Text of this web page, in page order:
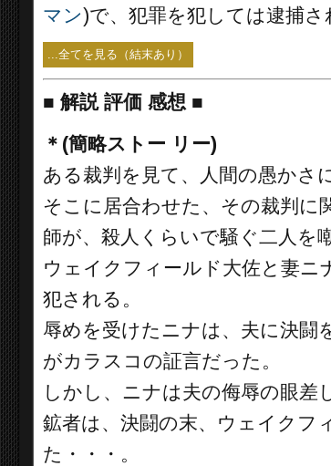
マン)で、犯罪を犯しては逮捕さ
...全てを見る（結末あり）
■ 解説 評価 感想 ■
＊(簡略ストー リー)
ある裁判を見て、人間の愚かさ
そこに居合わせた、その裁判に
師が、殺人くらいで騒ぐ二人を
ウェイクフィールド大佐と妻ニ
犯される。
辱めを受けたニナは、夫に決闘
がカラスコの証言だった。
しかし、ニナは夫の侮辱の眼差
鉱者は、決闘の末、ウェイクフ
た・・・。